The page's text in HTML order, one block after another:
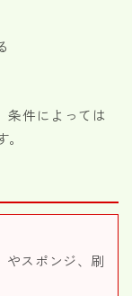
条件によっては
やスポンジ、刷